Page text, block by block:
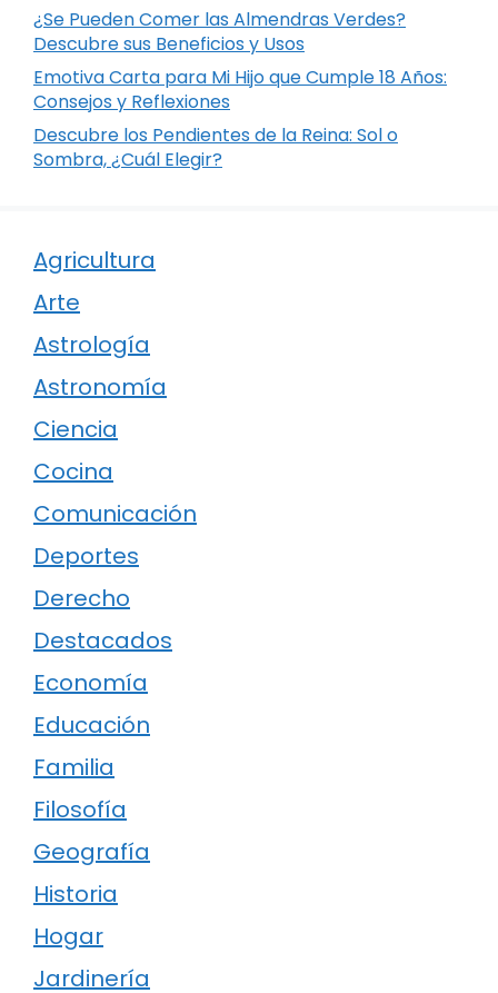
¿Se Pueden Comer las Almendras Verdes?
Descubre sus Beneficios y Usos
Emotiva Carta para Mi Hijo que Cumple 18 Años:
Consejos y Reflexiones
Descubre los Pendientes de la Reina: Sol o
Sombra, ¿Cuál Elegir?
Agricultura
Arte
Astrología
Astronomía
Ciencia
Cocina
Comunicación
Deportes
Derecho
Destacados
Economía
Educación
Familia
Filosofía
Geografía
Historia
Hogar
Jardinería